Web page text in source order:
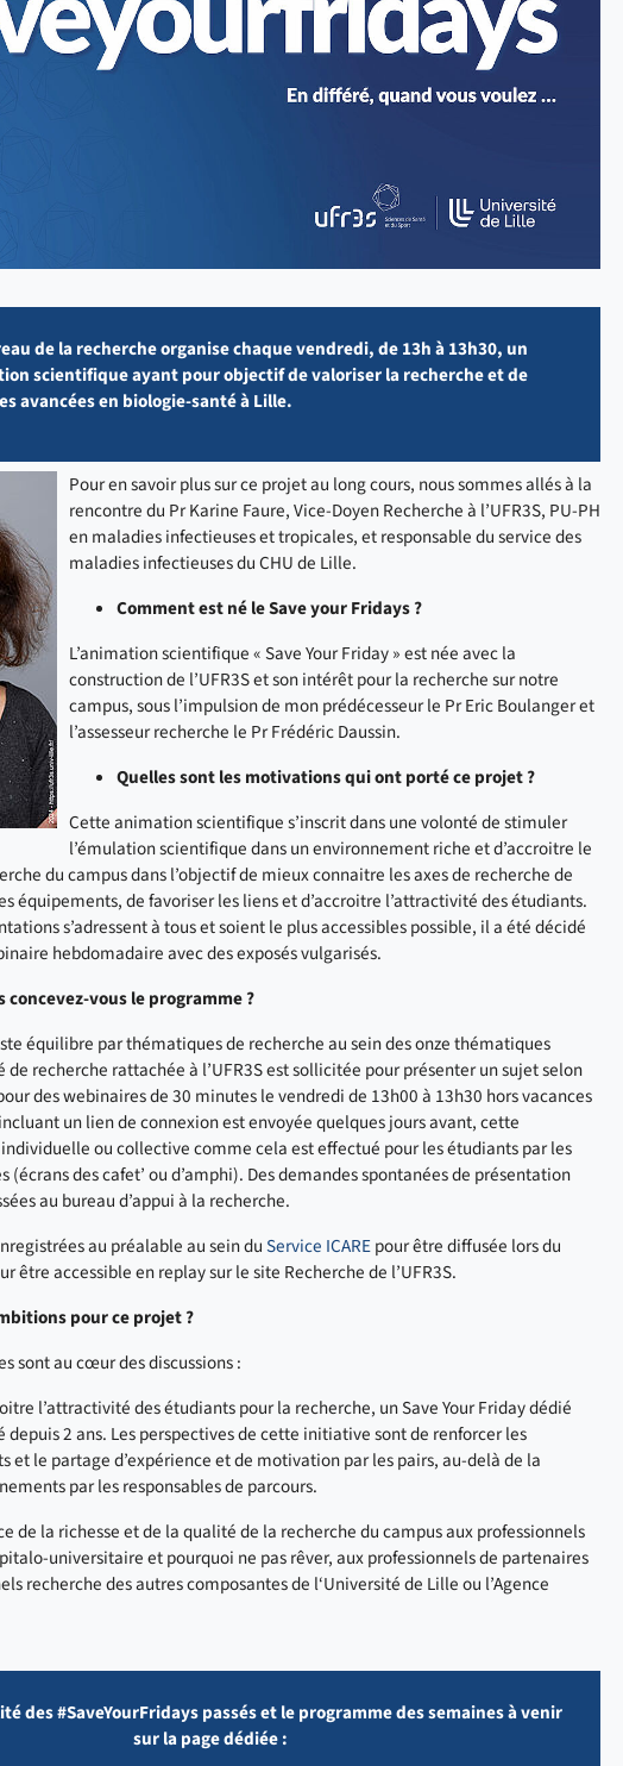
de la recherche organise chaque vendredi, de 13h à 13h30, un
scientifique ayant pour objectif de valoriser la recherche et de
avancées en biologie-santé à Lille.
Pour en savoir plus sur ce projet au long cours, nous sommes allés à la
rencontre du Pr Karine Faure, Vice-Doyen Recherche à l’UFR3S, PU-PH
en maladies infectieuses et tropicales, et responsable du service des
maladies infectieuses du CHU de Lille.
Comment est né le Save your Fridays ?
L’animation scientifique « Save Your Friday » est née avec la
construction de l’UFR3S et son intérêt pour la recherche sur notre
campus, sous l’impulsion de mon prédécesseur le Pr Eric Boulanger et
l’assesseur recherche le Pr Frédéric Daussin.
Quelles sont les motivations qui ont porté ce projet ?
Cette animation scientifique s’inscrit dans une volonté de stimuler
l’émulation scientifique dans un environnement riche et d’accroitre le
du campus dans l’objectif de mieux connaitre les axes de recherche de
équipements, de favoriser les liens et d’accroitre l’attractivité des étudiants.
s’adressent à tous et soient le plus accessibles possible, il a été décidé
hebdomadaire avec des exposés vulgarisés.
concevez-vous le programme ?
équilibre par thématiques de recherche au sein des onze thématiques
recherche rattachée à l’UFR3S est sollicitée pour présenter un sujet selon
des webinaires de 30 minutes le vendredi de 13h00 à 13h30 hors vacances
un lien de connexion est envoyée quelques jours avant, cette
ou collective comme cela est effectué pour les étudiants par les
des cafet’ ou d’amphi). Des demandes spontanées de présentation
au bureau d’appui à la recherche.
au préalable au sein duService ICAREpour être diffusée lors du
être accessible en replay sur le site Recherche de l’UFR3S.
pour ce projet ?
sont au cœur des discussions :
l’attractivité des étudiants pour la recherche, un Save Your Friday dédié
depuis 2 ans. Les perspectives de cette initiative sont de renforcer les
et le partage d’expérience et de motivation par les pairs, au-delà de la
par les responsables de parcours.
de la richesse et de la qualité de la recherche du campus aux professionnels
universitaire et pourquoi ne pas rêver, aux professionnels de partenaires
recherche des autres composantes de l‘Université de Lille ou l’Agence
des #SaveYourFridays passés et le programme des semaines à venir
sur la page dédiée :